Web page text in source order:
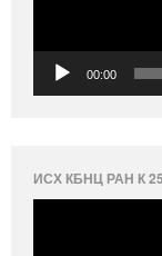
00:00
ИСХ КБНЦ РАН К